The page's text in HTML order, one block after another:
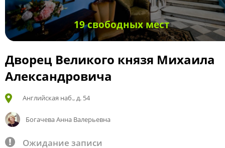
19 свободных мест
Дворец Великого князя Михаила
Александровича
Английская наб., д. 54
Богачева Анна Валерьевна
Ожидание записи